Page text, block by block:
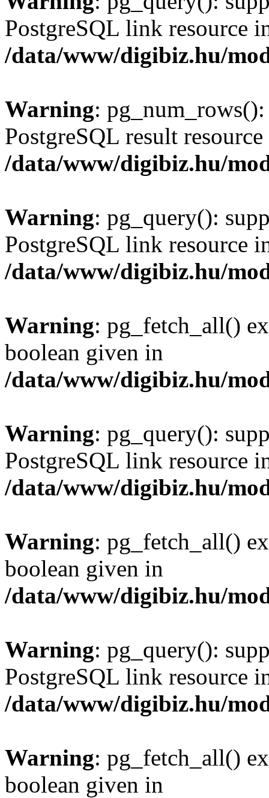
PostgreSQL link resource
/data/www/digibiz.hu/
Warning:
PostgreSQL result
/data/www/digibiz.hu/
Warning: pg_query():
PostgreSQL link resource
/data/www/digibiz.hu/
Warning: pg_fetch_all()
boolean given in
/data/www/digibiz.hu/
Warning: pg_query():
PostgreSQL link resource
/data/www/digibiz.hu/
Warning: pg_fetch_all()
boolean given in
/data/www/digibiz.hu/
Warning: pg_query():
PostgreSQL link resource
/data/www/digibiz.hu/
Warning: pg_fetch_all()
boolean given in